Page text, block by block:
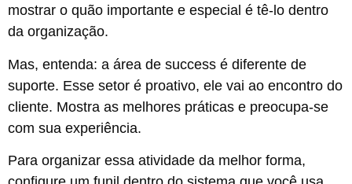
mostrar o quão importante e especial é tê-lo dentro
da organização.
Mas, entenda: a área de success é diferente de
suporte. Esse setor é proativo, ele vai ao encontro do
cliente. Mostra as melhores práticas e preocupa-se
com sua experiência.
Para organizar essa atividade da melhor forma,